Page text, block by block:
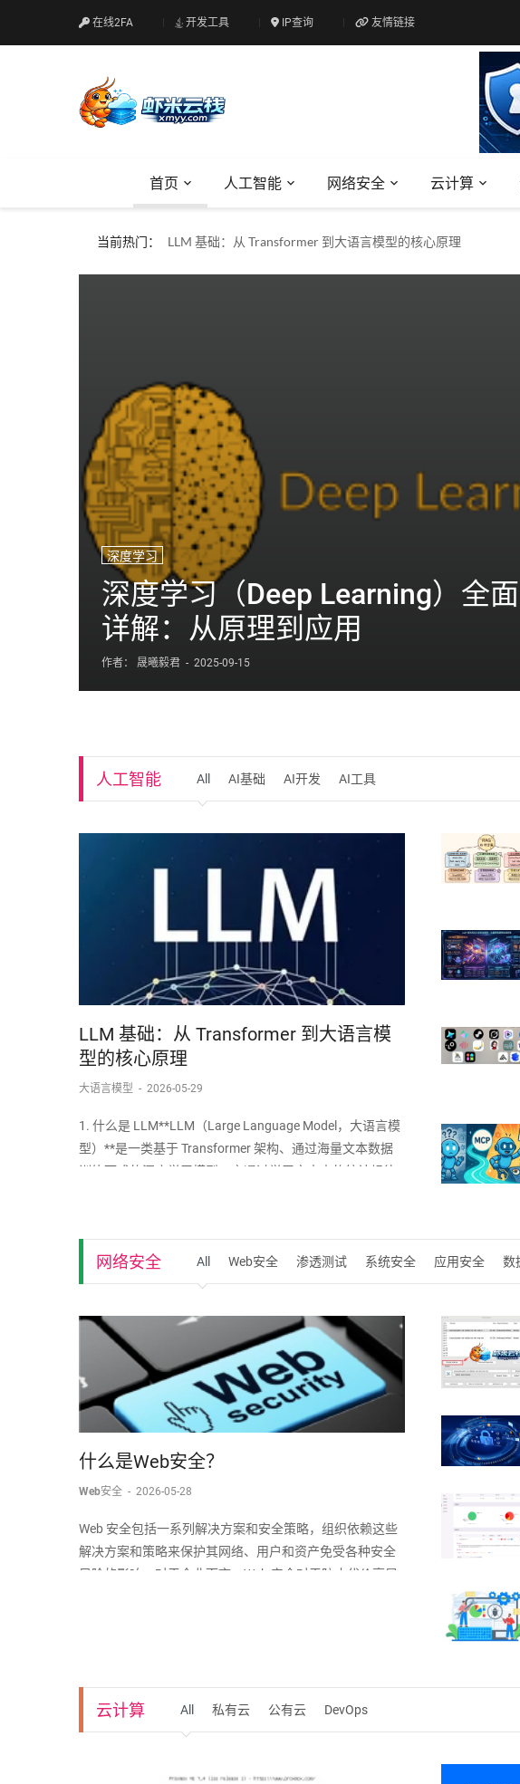
在线2FA 开发工具 IP查询 友情链接
首页 人工智能 网络安全 云计算
当前热门：
什么是Web安全？
深度学习
深度学习（Deep Learning）全面
详解：从原理到应用
作者： 晟曦毅君 - 2025-09-15
人工智能 All AI基础 AI开发 AI工具
LLM 基础：从 Transformer 到大语言模
型的核心原理
大语言模型 - 2026-05-29
1. 什么是 LLM**LLM（Large Language Model，大语言模
型）**是一类基于 Transformer 架构、通过海量文本数据
训练而成的深度学习模型。它通过学习文本中的统计规律
网络安全 All Web安全 渗透测试 系统安全 应用安全 数
什么是Web安全？
Web安全 - 2026-05-28
Web 安全包括一系列解决方案和安全策略，组织依赖这些
解决方案和策略来保护其网络、用户和资产免受各种安全
风险的影响。对于企业而言，Web 安全对于防止代价高昂
云计算 All 私有云 公有云 DevOps